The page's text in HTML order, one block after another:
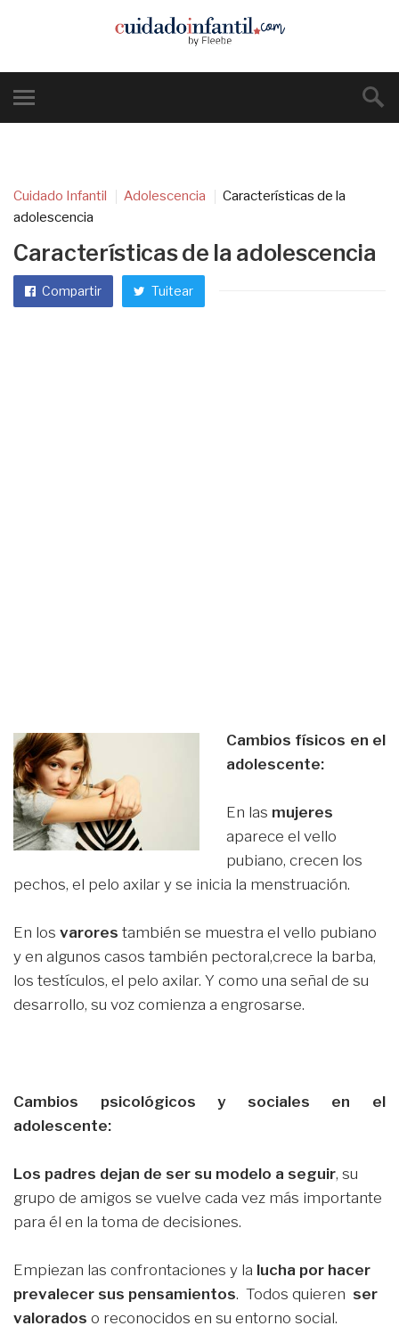
Cuidado Infantil Adolescencia
Características de la
adolescencia
Características de la adolescencia
Compartir Tuitear
Cambios físicos en el
adolescente:
En las mujeres
aparece el vello
pubiano, crecen los
pechos, el pelo axilar y se inicia la menstruación.
En los varores también se muestra el vello pubiano
y en algunos casos también pectoral,crece la barba,
los testículos, el pelo axilar. Y como una señal de su
desarrollo, su voz comienza a engrosarse.
Cambios psicológicos y sociales en el
adolescente:
Los padres dejan de ser su modelo a seguir, su
grupo de amigos se vuelve cada vez más importante
para él en la toma de decisiones.
Empiezan las confrontaciones y la lucha por hacer
prevalecer sus pensamientos. Todos quieren ser
valorados o reconocidos en su entorno social.